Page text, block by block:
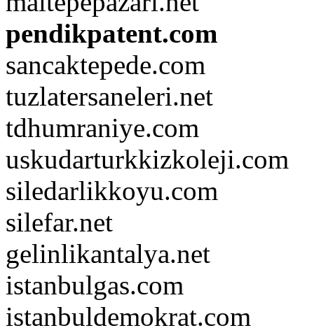
pendikpatent.com
sancaktepede.com
tuzlatersaneleri.net
tdhumraniye.com
uskudarturkkizkoleji.com
siledarlikkoyu.com
silefar.net
gelinlikantalya.net
istanbulgas.com
istanbuldemokrat.com